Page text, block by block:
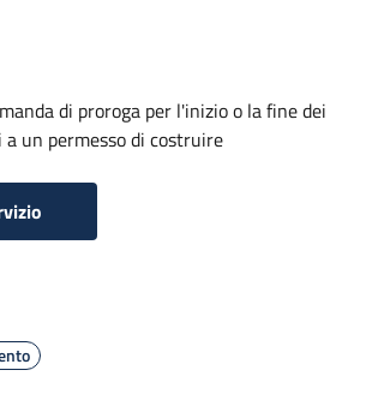
di proroga per l'inizio o la fine dei
un permesso di costruire